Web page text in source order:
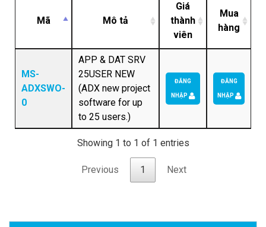
Mã Mô tả
Giá
thành
viên
Mua
hàng
MS-
ADXSWO-
0
APP & DAT SRV
25USER NEW
(ADX new project
software for up
to 25 users.)
ĐĂNG
NHẬP
ĐĂNG
NHẬP
Showing 1 to 1 of 1 entries
Previous 1 Next